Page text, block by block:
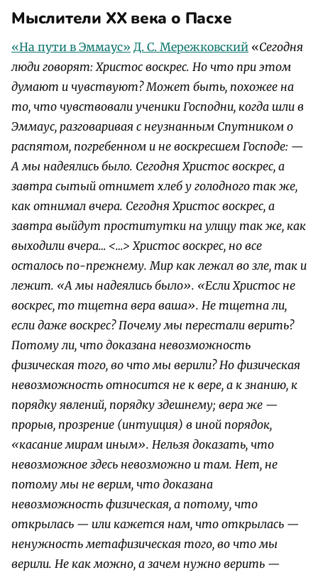
Мыслители ХХ века о Пасхе
«На пути в Эммаус» Д. С. Мережковский «Сегодня
люди говорят: Христос воскрес. Но что при этом
думают и чувствуют? Может быть, похожее на
то, что чувствовали ученики Господни, когда шли в
Эммаус, разговаривая с неузнанным Спутником о
распятом, погребенном и не воскресшем Господе: —
А мы надеялись было. Сегодня Христос воскрес, а
завтра сытый отнимет хлеб у голодного так же,
как отнимал вчера. Сегодня Христос воскрес, а
завтра выйдут проститутки на улицу так же, как
выходили вчера… <…> Христос воскрес, но все
осталось по-прежнему. Мир как лежал во зле, так и
лежит. «А мы надеялись было». «Если Христос не
воскрес, то тщетна вера ваша». Не тщетна ли,
если даже воскрес? Почему мы перестали верить?
Потому ли, что доказана невозможность
физическая того, во что мы верили? Но физическая
невозможность относится не к вере, а к знанию, к
порядку явлений, порядку здешнему; вера же —
прорыв, прозрение (интуиция) в иной порядок,
«касание мирам иным». Нельзя доказать, что
невозможное здесь невозможно и там. Нет, не
потому мы не верим, что доказана
невозможность физическая, а потому, что
открылась — или кажется нам, что открылась —
ненужность метафизическая того, во что мы
верили. Не как можно, а зачем нужно верить —